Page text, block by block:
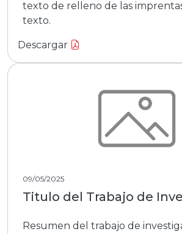
texto de relleno de las
texto.
Descargar
09/05/2025
Titulo del Trabajo de
Resumen del trabajo de